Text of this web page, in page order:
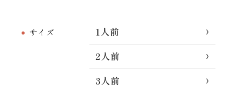
サイズ
1人前
2人前
3人前